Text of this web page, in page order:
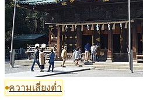
ความเสี่ยงต่ำ